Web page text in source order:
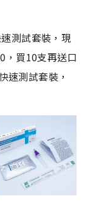
測試套裝，現
，買10支再送口
速測試套裝，